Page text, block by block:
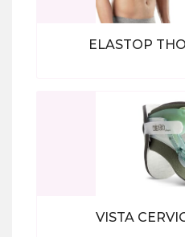
ELASTOP
VISTA